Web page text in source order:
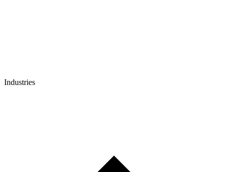
Industries